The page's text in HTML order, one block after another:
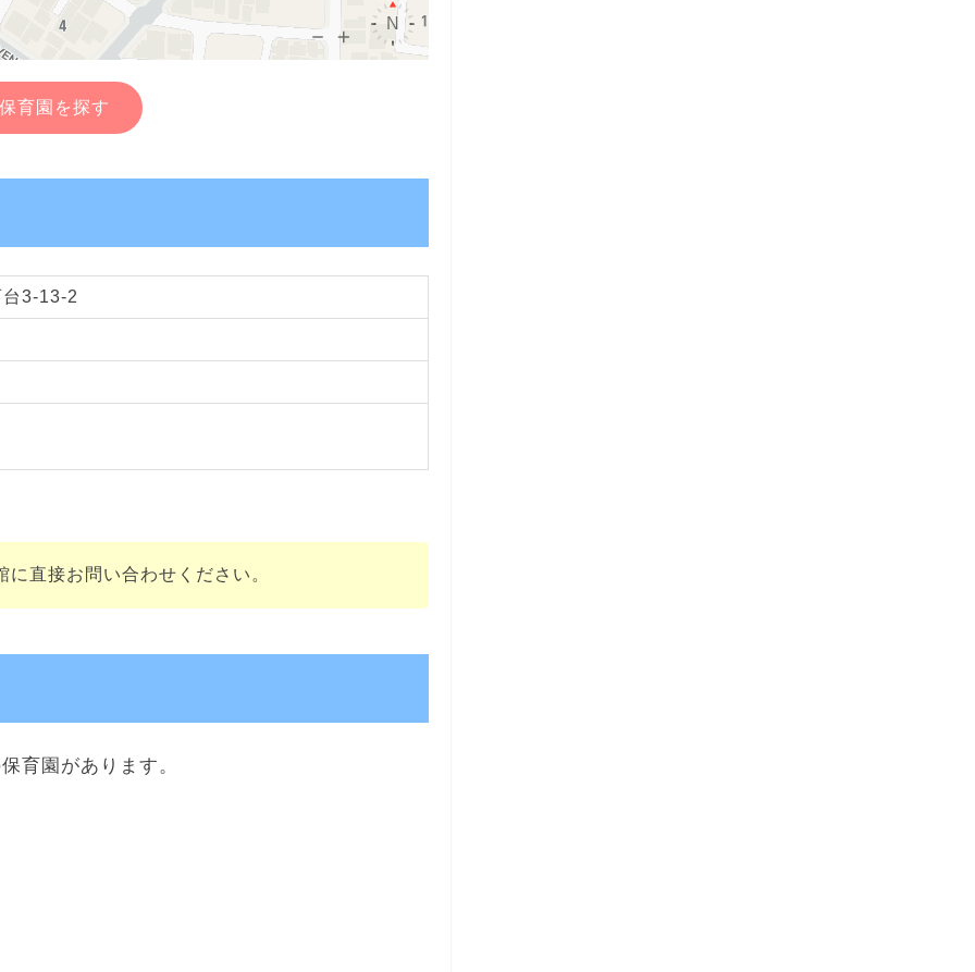
育園を探す
3-13-2
直接お問い合わせください。
育園があります。